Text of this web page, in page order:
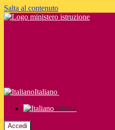
Salta al contenuto
Italiano
Italiano
Accedi